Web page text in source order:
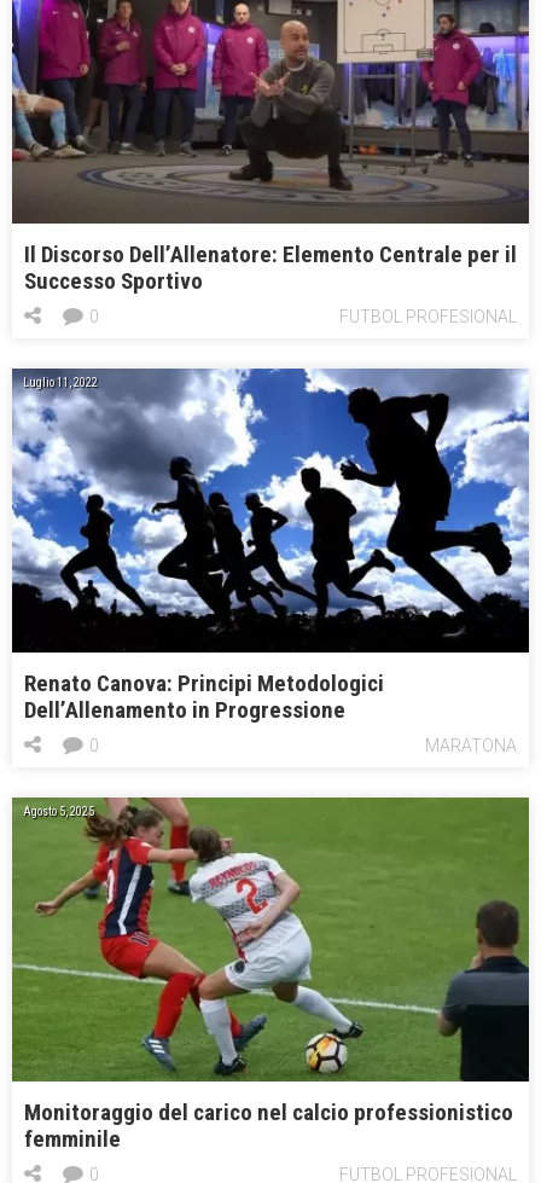
Il Discorso Dell’Allenatore: Elemento Centrale per il
Successo Sportivo
FUTBOL PROFESIONAL
0
Luglio 11, 2022
Renato Canova: Principi Metodologici
Dell’Allenamento in Progressione
MARATONA
0
Agosto 5, 2025
Monitoraggio del carico nel calcio professionistico
femminile
FUTBOL PROFESIONAL
0